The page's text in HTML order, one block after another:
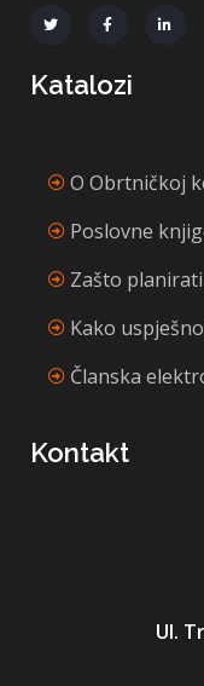
Katalozi
O Obrtničkoj
Poslovne
Zašto
Kako
Članska
Kontakt
Ul.